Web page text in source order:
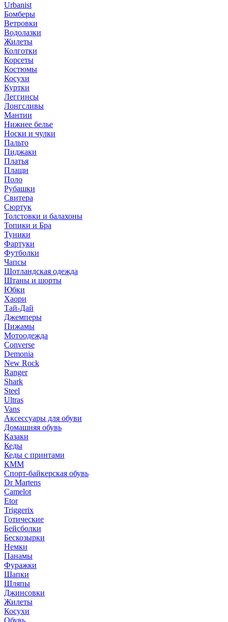
Urbanist
Бомберы
Ветровки
Водолазки
Жилеты
Колготки
Корсеты
Костюмы
Косухи
Куртки
Леггинсы
Лонгсливы
Мантии
Нижнее белье
Носки и чулки
Пальто
Пиджаки
Платья
Плащи
Поло
Рубашки
Свитера
Сюртук
Толстовки и балахоны
Топики и Бра
Туники
Фартуки
Футболки
Чапсы
Шотландская одежда
Штаны и шорты
Юбки
Хаори
Тай-Дай
Джемперы
Пижамы
Мотоодежда
Converse
Demonia
New Rock
Ranger
Shark
Steel
Ultras
Vans
Аксессуары для обуви
Домашняя обувь
Казаки
Кеды
Кеды с принтами
КММ
Спорт-байкерская обувь
Dr Martens
Camelot
Etor
Triggerix
Готические
Бейсболки
Бескозырки
Немки
Панамы
Фуражки
Шапки
Шляпы
Джинсовки
Жилеты
Косухи
Обувь